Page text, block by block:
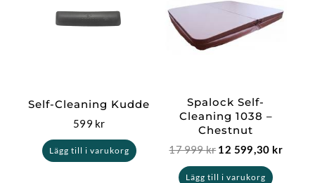
Self-Cleaning Kudde
599 kr
Lägg till i varukorg
Spalock Self-
Cleaning 1038 –
Chestnut
17 999kr
999 kr.
12 599,30 kr
är:
Lägg till i varukorg